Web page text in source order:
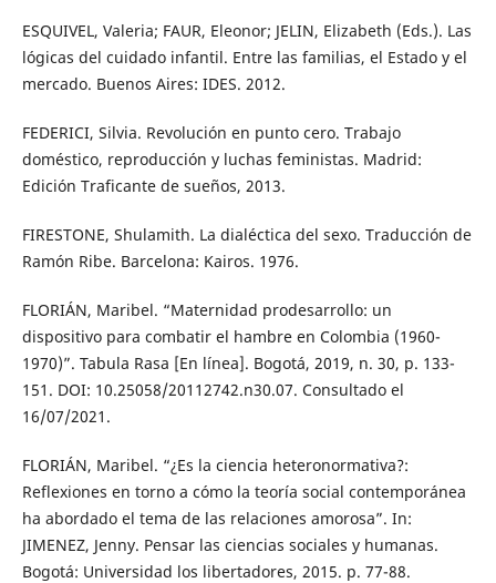
ESQUIVEL, Valeria; FAUR, Eleonor; JELIN, Elizabeth (Eds.). Las
lógicas del cuidado infantil. Entre las familias, el Estado y el
mercado. Buenos Aires: IDES. 2012.
FEDERICI, Silvia. Revolución en punto cero. Trabajo
doméstico, reproducción y luchas feministas. Madrid:
Edición Traficante de sueños, 2013.
FIRESTONE, Shulamith. La dialéctica del sexo. Traducción de
Ramón Ribe. Barcelona: Kairos. 1976.
FLORIÁN, Maribel. “Maternidad prodesarrollo: un
dispositivo para combatir el hambre en Colombia (1960-
1970)”. Tabula Rasa [En línea]. Bogotá, 2019, n. 30, p. 133-
151. DOI: 10.25058/20112742.n30.07. Consultado el
16/07/2021.
FLORIÁN, Maribel. “¿Es la ciencia heteronormativa?:
Reflexiones en torno a cómo la teoría social contemporánea
ha abordado el tema de las relaciones amorosa”. In:
JIMENEZ, Jenny. Pensar las ciencias sociales y humanas.
Bogotá: Universidad los libertadores, 2015. p. 77-88.